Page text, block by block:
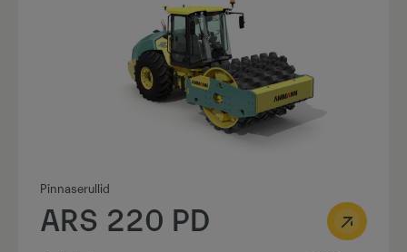
Pinnaserullid
ARS 220 PD